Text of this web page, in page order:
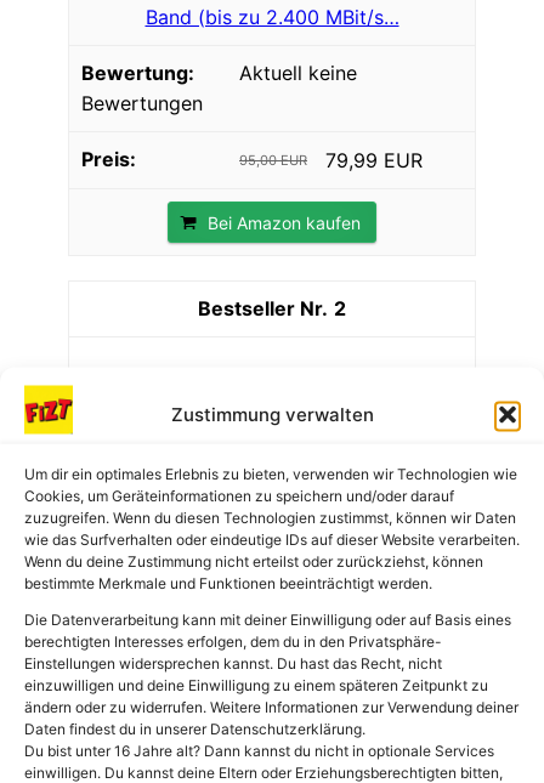
Zustimmung verwalten
Um dir ein optimales Erlebnis zu bieten, verwenden wir Technologien wie
Cookies, um Geräteinformationen zu speichern und/oder darauf
zuzugreifen. Wenn du diesen Technologien zustimmst, können wir Daten
wie das Surfverhalten oder eindeutige IDs auf dieser Website verarbeiten.
Wenn du deine Zustimmung nicht erteilst oder zurückziehst, können
bestimmte Merkmale und Funktionen beeinträchtigt werden.
Die Datenverarbeitung kann mit deiner Einwilligung oder auf Basis eines
berechtigten Interesses erfolgen, dem du in den Privatsphäre-
Einstellungen widersprechen kannst. Du hast das Recht, nicht
einzuwilligen und deine Einwilligung zu einem späteren Zeitpunkt zu
ändern oder zu widerrufen. Weitere Informationen zur Verwendung deiner
Daten findest du in unserer Datenschutzerklärung.
Du bist unter 16 Jahre alt? Dann kannst du nicht in optionale Services
einwilligen. Du kannst deine Eltern oder Erziehungsberechtigten bitten,
Band (bis zu 2.400 MBit/s…
Aktuell keine
Bewertungen
95,00 EUR 79,99 EUR
Bei Amazon kaufen
2
FRITZ!Repeater 600 | WLAN Erweiterung
mit bis zu 600 MBit/s | kompakt und
zuverlässig…
Aktuell keine
Bewertungen